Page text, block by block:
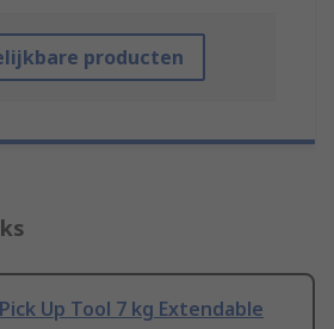
producten
Up Tool 7 kg Extendable